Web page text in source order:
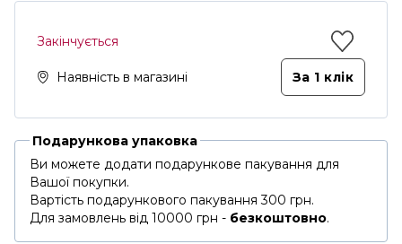
Закінчується
Наявність в магазині За 1 клiк
Подарункова упаковка
Ви можете додати подарункове пакування для
Вашої покупки.
Вартість подарункового пакування 300 грн.
Для замовлень від 10000 грн - безкоштовно.